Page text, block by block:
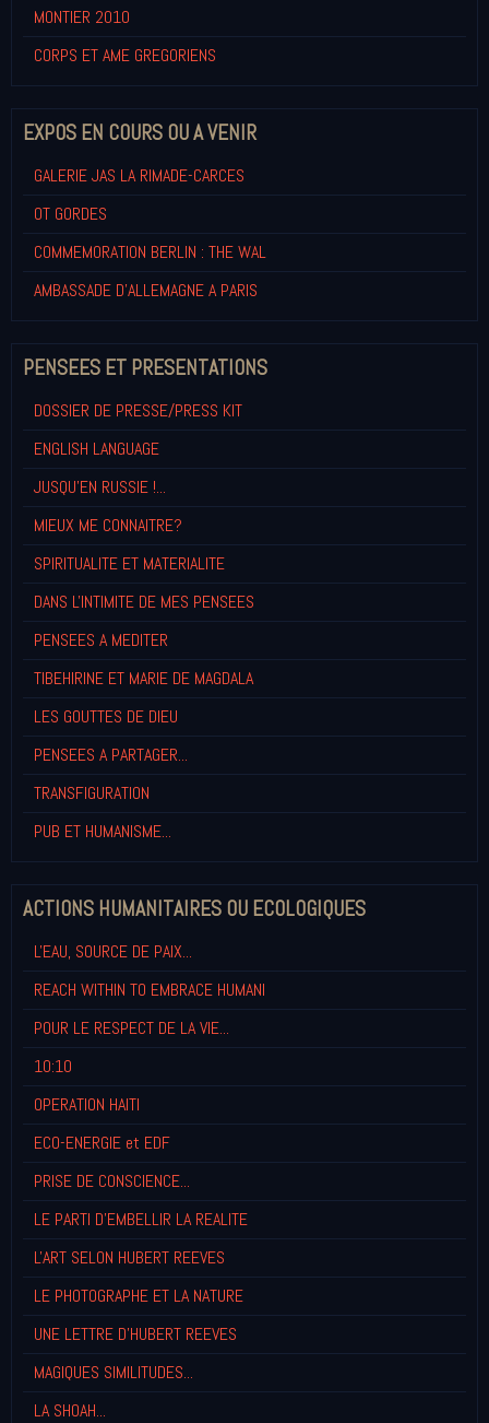
MONTIER 2010
CORPS ET AME GREGORIENS
EXPOS EN COURS OU A VENIR
GALERIE JAS LA RIMADE-CARCES
OT GORDES
COMMEMORATION BERLIN : THE WAL
AMBASSADE D'ALLEMAGNE A PARIS
PENSEES ET PRESENTATIONS
DOSSIER DE PRESSE/PRESS KIT
ENGLISH LANGUAGE
JUSQU'EN RUSSIE !...
MIEUX ME CONNAITRE?
SPIRITUALITE ET MATERIALITE
DANS L'INTIMITE DE MES PENSEES
PENSEES A MEDITER
TIBEHIRINE ET MARIE DE MAGDALA
LES GOUTTES DE DIEU
PENSEES A PARTAGER...
TRANSFIGURATION
PUB ET HUMANISME...
ACTIONS HUMANITAIRES OU ECOLOGIQUES
L'EAU, SOURCE DE PAIX...
REACH WITHIN TO EMBRACE HUMANI
POUR LE RESPECT DE LA VIE...
10:10
OPERATION HAITI
ECO-ENERGIE et EDF
PRISE DE CONSCIENCE...
LE PARTI D'EMBELLIR LA REALITE
L'ART SELON HUBERT REEVES
LE PHOTOGRAPHE ET LA NATURE
UNE LETTRE D'HUBERT REEVES
MAGIQUES SIMILITUDES...
LA SHOAH...